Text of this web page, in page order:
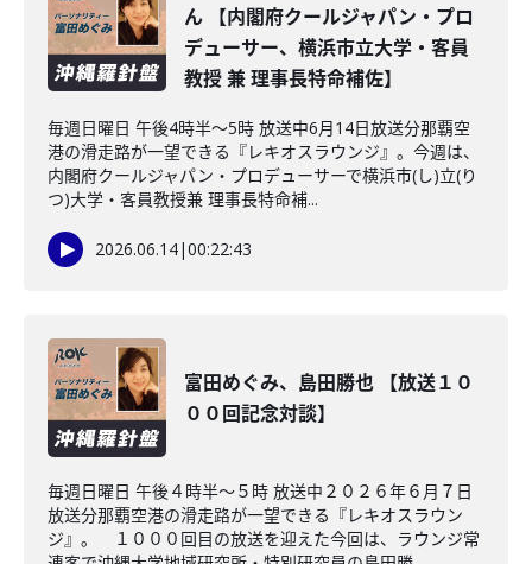
ん 【内閣府クールジャパン・プロ
デューサー、横浜市立大学・客員
教授 兼 理事長特命補佐】
毎週日曜日 午後4時半～5時 放送中6月14日放送分那覇空
港の滑走路が一望できる『レキオスラウンジ』。今週は、
内閣府クールジャパン・プロデューサーで横浜市(し)立(り
つ)大学・客員教授兼 理事長特命補...
2026.06.14|00:22:43
富田めぐみ、島田勝也 【放送１０
００回記念対談】
毎週日曜日 午後４時半～５時 放送中２０２６年６月７日
放送分那覇空港の滑走路が一望できる『レキオスラウン
ジ』。 １０００回目の放送を迎えた今回は、ラウンジ常